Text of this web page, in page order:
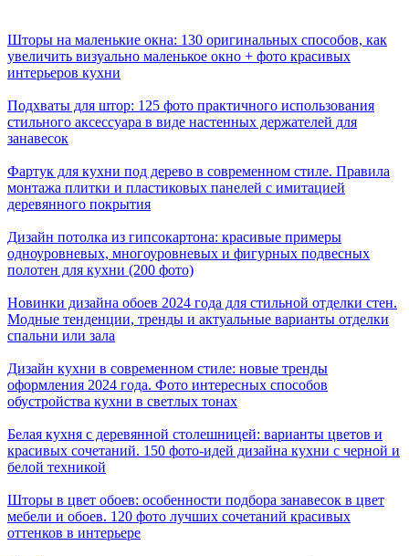
Шторы на маленькие окна: 130 оригинальных способов, как
увеличить визуально маленькое окно + фото красивых
интерьеров кухни
Подхваты для штор: 125 фото практичного использования
стильного аксессуара в виде настенных держателей для
занавесок
Фартук для кухни под дерево в современном стиле. Правила
монтажа плитки и пластиковых панелей с имитацией
деревянного покрытия
Дизайн потолка из гипсокартона: красивые примеры
одноуровневых, многоуровневых и фигурных подвесных
полотен для кухни (200 фото)
Новинки дизайна обоев 2024 года для стильной отделки стен.
Модные тенденции, тренды и актуальные варианты отделки
спальни или зала
Дизайн кухни в современном стиле: новые тренды
оформления 2024 года. Фото интересных способов
обустройства кухни в светлых тонах
Белая кухня с деревянной столешницей: варианты цветов и
красивых сочетаний. 150 фото-идей дизайна кухни с черной и
белой техникой
Шторы в цвет обоев: особенности подбора занавесок в цвет
мебели и обоев. 120 фото лучших сочетаний красивых
оттенков в интерьере